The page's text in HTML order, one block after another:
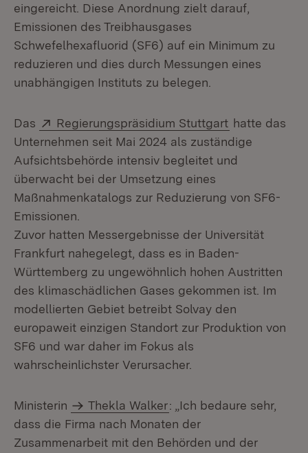
eingereicht. Diese Anordnung zielt darauf,
Emissionen des Treibhausgases
Schwefelhexafluorid (SF6) auf ein Minimum zu
reduzieren und dies durch Messungen eines
unabhängigen Instituts zu belegen.
Das Extern:
Regierungspräsidium Stuttgart (Öffnet in
hatte das
Unternehmen seit Mai 2024 als zuständige
Aufsichtsbehörde intensiv begleitet und
überwacht bei der Umsetzung eines
Maßnahmenkatalogs zur Reduzierung von SF6-
Emissionen.
Zuvor hatten Messergebnisse der Universität
Frankfurt nahegelegt, dass es in Baden-
Württemberg zu ungewöhnlich hohen Austritten
des klimaschädlichen Gases gekommen ist. Im
modellierten Gebiet betreibt Solvay den
europaweit einzigen Standort zur Produktion von
SF6 und war daher im Fokus als
wahrscheinlichster Verursacher.
Ministerin Thekla Walker: „Ich bedaure sehr,
dass die Firma nach Monaten der
Zusammenarbeit mit den Behörden und der